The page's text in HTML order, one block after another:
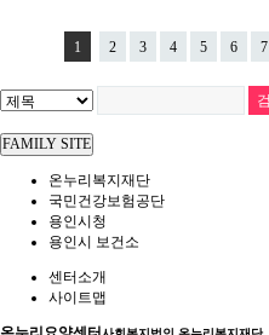
1 2 3 4 5 6 7
FAMILY SITE
온누리복지재단
국민건강보험공단
용인시청
용인시 보건소
센터소개
사이트맵